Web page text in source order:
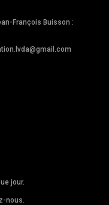
François Buisson :
jour.
nous.